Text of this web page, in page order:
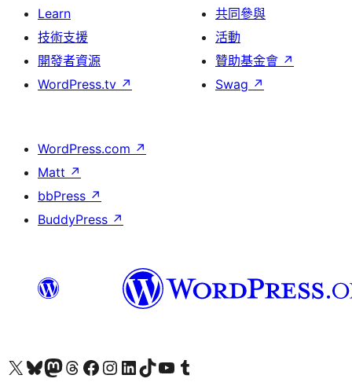
Learn
技術支援
開發者資源
WordPress.tv ↗
共同參與
活動
贊助基金會 ↗
Swag ↗
WordPress.com ↗
Matt ↗
bbPress ↗
BuddyPress ↗
查看我們的 X (之前的 Twitter) 帳號造訪我們的 Bluesky 帳號造訪我們的 Mastodon 帳號造訪我們的 Threads 帳號 造訪我們的 Facebook 粉絲專頁Visit our Instagram account
Visit our LinkedIn account
造訪我們的 TikTok 帳號Visit our YouTube channel
造訪我們的 Tumblr 帳號